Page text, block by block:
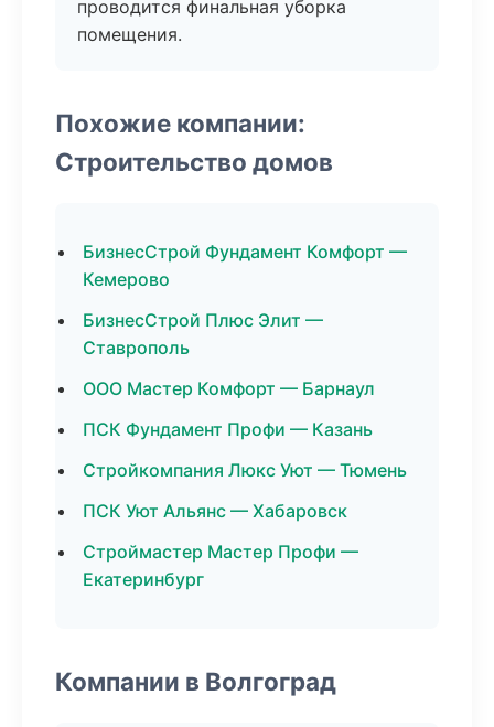
проводится финальная уборка
помещения.
Похожие компании:
Строительство домов
БизнесСтрой Фундамент Комфорт —
Кемерово
БизнесСтрой Плюс Элит —
Ставрополь
ООО Мастер Комфорт — Барнаул
ПСК Фундамент Профи — Казань
Стройкомпания Люкс Уют — Тюмень
ПСК Уют Альянс — Хабаровск
Строймастер Мастер Профи —
Екатеринбург
Компании в Волгоград